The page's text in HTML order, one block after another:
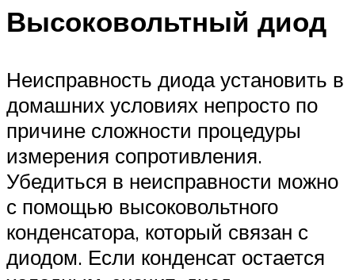
Высоковольтный диод
Неисправность диода установить в
домашних условиях непросто по
причине сложности процедуры
измерения сопротивления.
Убедиться в неисправности можно
с помощью высоковольтного
конденсатора, который связан с
диодом. Если конденсат остается